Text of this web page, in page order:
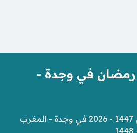
رمضان في وجدة -
امساكية شهر رمضان 1447 - 2026 في وجدة - المغرب